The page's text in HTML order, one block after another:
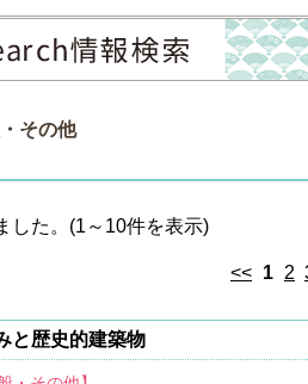
その他
した。(1～10件を表示)
<< 1 2
と歴史的建築物